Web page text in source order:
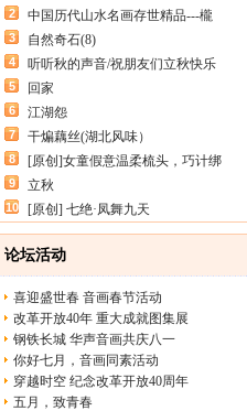
2 中国历代山水名画存世精品---櫳
3 自然奇石(8)
4 听听秋的声音/祝朋友们立秋快乐
5 回家
6 江湖怨
7 干煸藕丝(湖北风味）
8 [原创]女童假意温柔梳头，巧计绑
9 立秋
10 [原创] 七绝·凤舞九天
论坛活动
喜迎盛世春 音画春节活动
改革开放40年 重大成就图集展
钢铁长城 华声音画共庆八一
你好七月，音画同素活动
穿越时空 纪念改革开放40周年
五月，致青春